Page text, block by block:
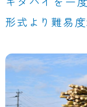
形式より難易度